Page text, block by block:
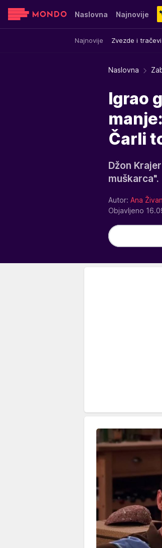
Naslovna Najnovije
Najnovije Zvezde i tračevi
Sensa Stvar ukusa
Naslovna
Igrao
Čarli
Džon
muškarca".
Autor: Ana
Objavljeno